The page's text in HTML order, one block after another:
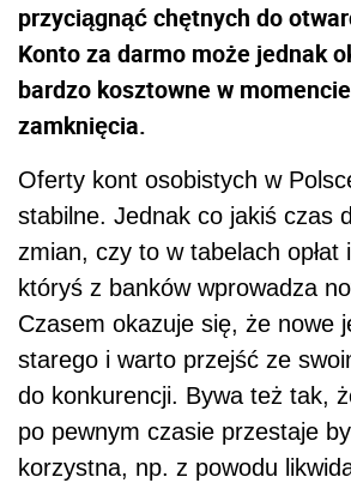
przyciągnąć chętnych do
Konto za darmo może jednak
bardzo kosztowne w
zamknięcia.
Oferty kont osobistych w
stabilne. Jednak co jakiś czas
zmian, czy to w tabelach opłat
któryś z banków wprowadza
Czasem okazuje się, że nowe
starego i warto przejść ze
do konkurencji. Bywa też tak,
po pewnym czasie przestaje
korzystna, np. z powodu